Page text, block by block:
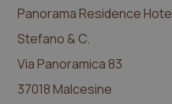
Panorama Residence
Stefano & C.
Via Panoramica 83
37018 Malcesine